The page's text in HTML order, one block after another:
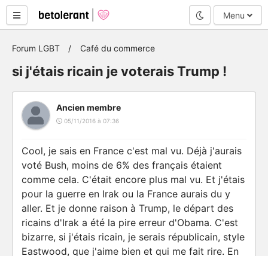
Mode nuit
Menu
Forum LGBT Café du commerce
si j'étais ricain je voterais Trump !
Ancien membre
05/11/2016 à 07:36
Cool, je sais en France c'est mal vu. Déjà j'aurais
voté Bush, moins de 6% des français étaient
comme cela. C'était encore plus mal vu. Et j'étais
pour la guerre en Irak ou la France aurais du y
aller. Et je donne raison à Trump, le départ des
ricains d'Irak a été la pire erreur d'Obama. C'est
bizarre, si j'étais ricain, je serais républicain, style
Eastwood, que j'aime bien et qui me fait rire. En